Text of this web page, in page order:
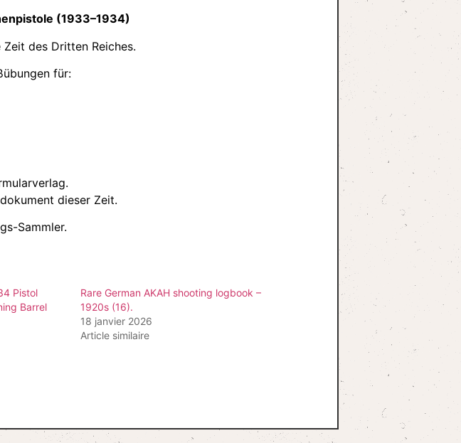
(1933–1934)
Zeit des Dritten Reiches.
für:
dieser Zeit.
Sammler.
Pistol
Barrel
Rare German AKAH shooting logbook –
1920s (16).
18 janvier 2026
Article similaire